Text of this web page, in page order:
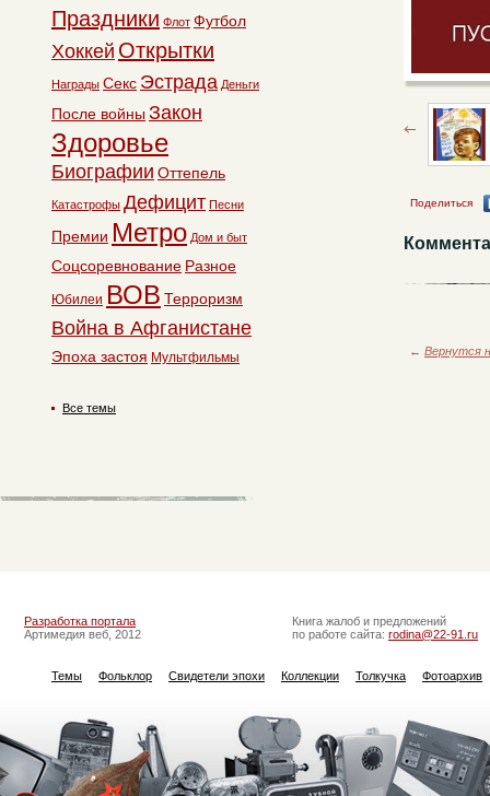
Поделиться
← Вернутся
Праздники Флот Футбол
Хоккей Открытки
Награды Секс Эстрада Деньги
После войны Закон
Здоровье
Биографии Оттепель
Катастрофы Дефицит Песни
Премии Метро Дом и быт
Соцсоревнование Разное
Юбилеи ВОВ Терроризм
Война в Афганистане
Эпоха застоя Мультфильмы
Все темы
Разработка портала
Артимедия веб, 2012
Книга жалоб и предложений
по работе сайта: rodina@22-91.ru
Темы Фольклор Свидетели эпохи Коллекции Толкучка Фотоархив